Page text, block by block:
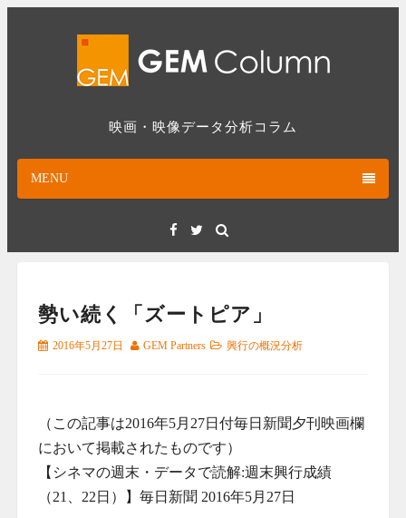
映画・映像データ分析コラム
MENU
Facebook
Twitter
勢い続く「ズートピア」
2016年5月27日 GEM Partners 興行の概況分析
（この記事は2016年5月27日付毎日新聞夕刊映画欄
において掲載されたものです）
【シネマの週末・データで読解:週末興行成績
（21、22日）】毎日新聞 2016年5月27日